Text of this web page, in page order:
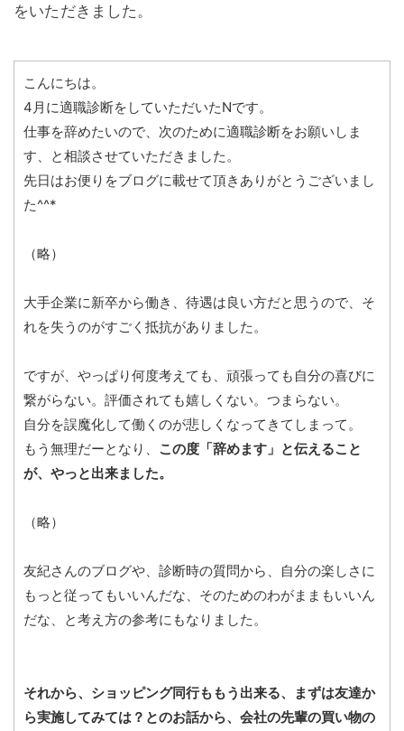
をいただきました。
こんにちは。
4月に適職診断をしていただいたNです。
仕事を辞めたいので、次のために適職診断をお願いしま
す、と相談させていただきました。
先日はお便りをブログに載せて頂きありがとうございまし
た^^*
（略）
大手企業に新卒から働き、待遇は良い方だと思うので、そ
れを失うのがすごく抵抗がありました。
ですが、やっぱり何度考えても、頑張っても自分の喜びに
繋がらない。評価されても嬉しくない。つまらない。
自分を誤魔化して働くのが悲しくなってきてしまって。
もう無理だーとなり、 この度「辞めます」と伝えること
が、やっと出来ました。
（略）
友紀さんのブログや、診断時の質問から、自分の楽しさに
もっと従ってもいいんだな、そのためのわがままもいいん
だな、と考え方の参考にもなりました。
それから、ショッピング同行ももう出来る、まずは友達か
ら実施してみては？とのお話から、会社の先輩の買い物の